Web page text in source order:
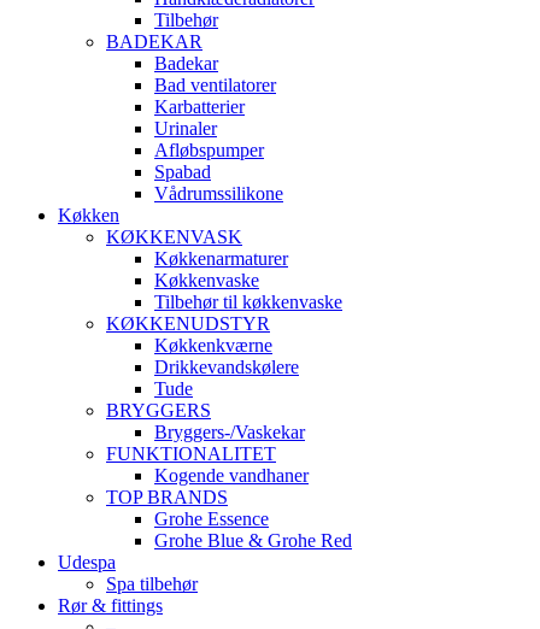
Tilbehør
BADEKAR
Badekar
Bad ventilatorer
Karbatterier
Urinaler
Afløbspumper
Spabad
Vådrumssilikone
Køkken
KØKKENVASK
Køkkenarmaturer
Køkkenvaske
Tilbehør til køkkenvaske
KØKKENUDSTYR
Køkkenkværne
Drikkevandskølere
Tude
BRYGGERS
Bryggers-/Vaskekar
FUNKTIONALITET
Kogende vandhaner
TOP BRANDS
Grohe Essence
Grohe Blue & Grohe Red
Udespa
Spa tilbehør
Rør & fittings